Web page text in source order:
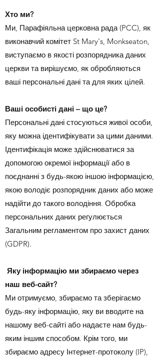
Хто ми?
Ми, Парафіяльна церковна рада (PCC), як
виконавчий комітет St Mary's, Monkseaton,
виступаємо в якості розпорядника даних
церкви та вирішуємо, як обробляються
ваші персональні дані та для яких цілей.
Ваші особисті дані – що це?
Персональні дані стосуються живої особи,
яку можна ідентифікувати за цими даними.
Ідентифікація може здійснюватися за
допомогою окремої інформації або в
поєднанні з будь-якою іншою інформацією,
якою володіє розпорядник даних або може
надійти до такого володіння. Обробка
персональних даних регулюється
Загальним регламентом про захист даних
(GDPR).
Яку інформацію ми збираємо через
наш веб-сайт?
Ми отримуємо, збираємо та зберігаємо
будь-яку інформацію, яку ви вводите на
нашому веб-сайті або надаєте нам будь-
яким іншим способом. Крім того, ми
збираємо адресу Інтернет-протоколу (IP),